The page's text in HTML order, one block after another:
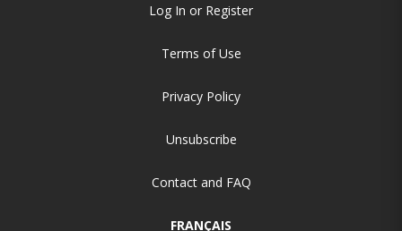
Log In or Register
Terms of Use
Privacy Policy
Unsubscribe
Contact and FAQ
FRANÇAIS